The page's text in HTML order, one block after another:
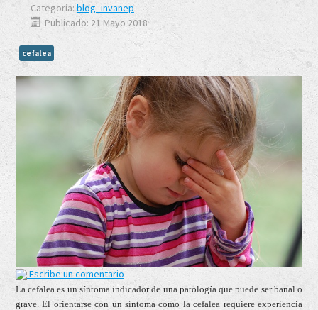
Categoría:blog_invanep
Publicado: 21 Mayo 2018
cefalea
Escribe un comentario
La cefalea es un síntoma indicador de una patología que puede ser banal o
grave. El orientarse con un síntoma como la cefalea requiere experiencia